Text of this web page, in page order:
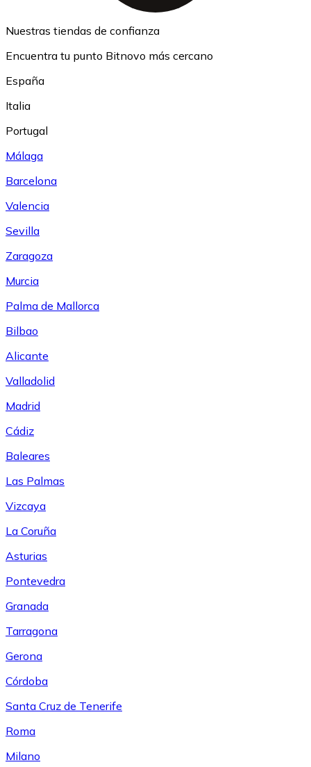
Nuestras tiendas de confianza
Encuentra tu punto Bitnovo más cercano
España
Italia
Portugal
Málaga
Barcelona
Valencia
Sevilla
Zaragoza
Murcia
Palma de Mallorca
Bilbao
Alicante
Valladolid
Madrid
Cádiz
Baleares
Las Palmas
Vizcaya
La Coruña
Asturias
Pontevedra
Granada
Tarragona
Gerona
Córdoba
Santa Cruz de Tenerife
Roma
Milano